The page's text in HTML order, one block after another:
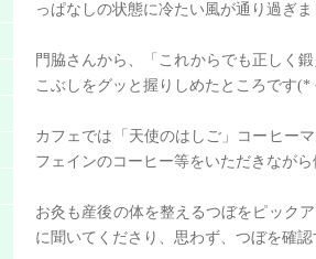
っぱなしの状態に冷たい風が通り過ぎ
門脇さんから、「これからでも正しく
こぶしをグッと握りしめたところです
カフェでは「天使のはしご」コーヒー
フェインのコーヒー等をいただきなが
お灸も産後の体を整えるつぼをピック
に聞いてくださり、思わず、つぼを確